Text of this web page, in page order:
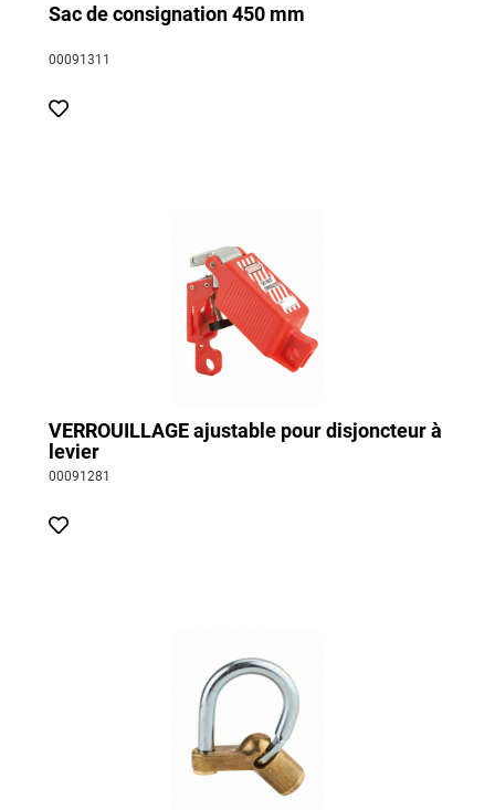
Sac de consignation 450 mm
00091311
VERROUILLAGE ajustable pour disjoncteur à
levier
00091281